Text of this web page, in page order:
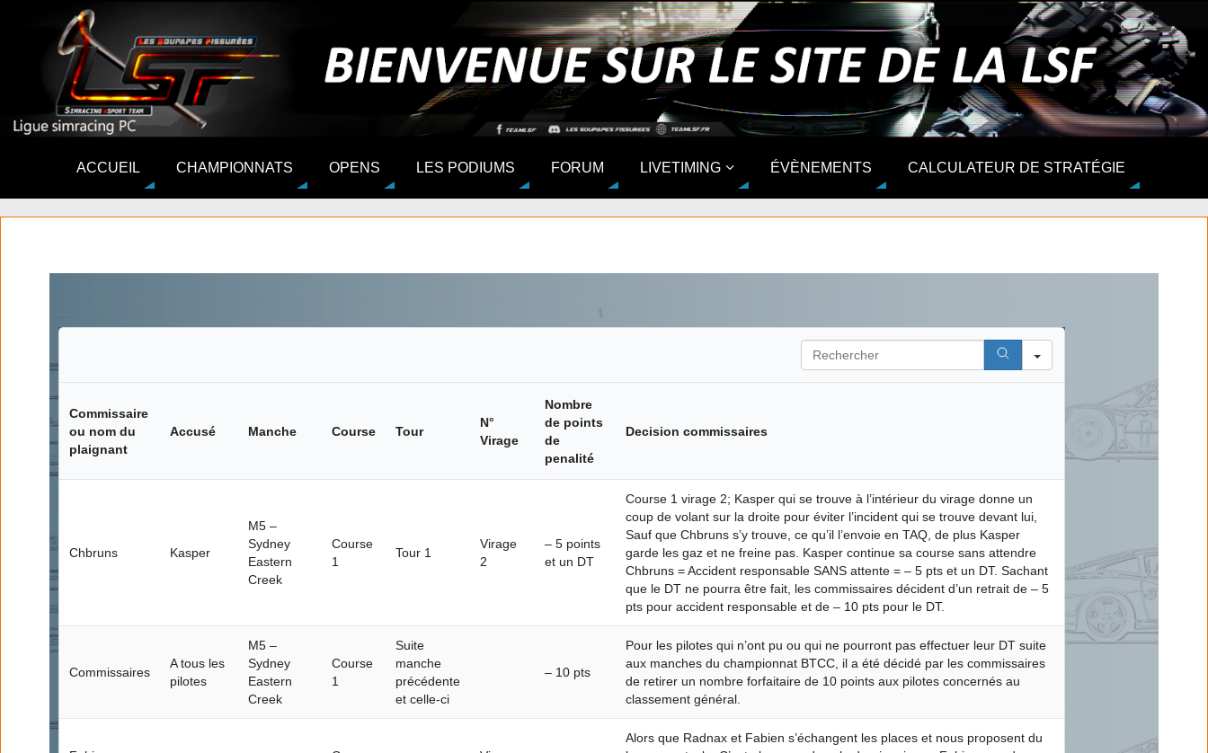
ACCUEIL CHAMPIONNATS OPENS LES PODIUMS FORUM LIVETIMING ÉVÈNEMENTS CALCULATEUR DE STRATÉGIE
Search
Commissaire
ou nom du
plaignant
Accusé Manche Course Tour
N°
Virage
Nombre
de points
de
penalité
Decision commissaires
Chbruns Kasper
M5 –
Sydney
Eastern
Creek
Course
1
Tour 1
Virage
2
– 5 points
et un DT
Course 1 virage 2; Kasper qui se trouve à l’intérieur du virage donne un
coup de volant sur la droite pour éviter l’incident qui se trouve devant lui,
Sauf que Chbruns s’y trouve, ce qu’il l’envoie en TAQ, de plus Kasper
garde les gaz et ne freine pas. Kasper continue sa course sans attendre
Chbruns = Accident responsable SANS attente = – 5 pts et un DT. Sachant
que le DT ne pourra être fait, les commissaires décident d’un retrait de – 5
pts pour accident responsable et de – 10 pts pour le DT.
Commissaires
A tous les
pilotes
M5 –
Sydney
Eastern
Creek
Course
1
Suite
manche
précédente
et celle-ci
– 10 pts
Pour les pilotes qui n’ont pu ou qui ne pourront pas effectuer leur DT suite
aux manches du championnat BTCC, il a été décidé par les commissaires
de retirer un nombre forfaitaire de 10 points aux pilotes concernés au
classement général.
Alors que Radnax et Fabien s’échangent les places et nous proposent du